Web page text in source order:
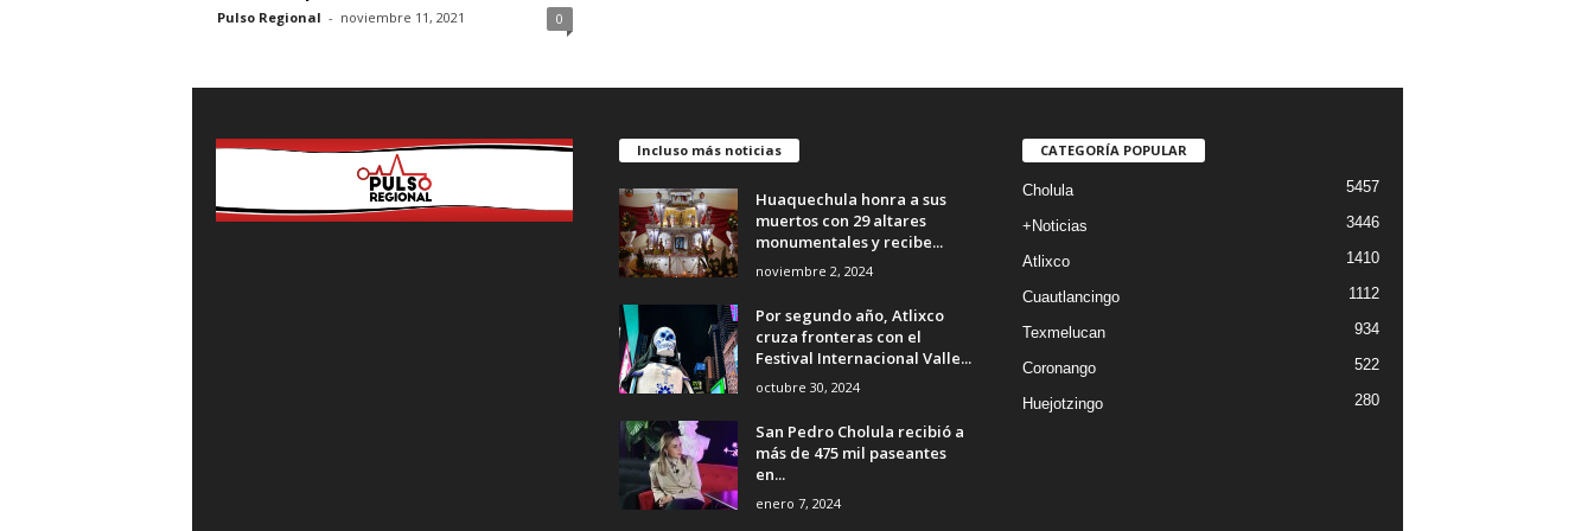
Pulso Regional - noviembre 11, 2021 0
Incluso más noticias
Huaquechula honra a sus
muertos con 29 altares
monumentales y recibe...
noviembre 2, 2024
Por segundo año, Atlixco
cruza fronteras con el
Festival Internacional Valle...
octubre 30, 2024
San Pedro Cholula recibió a
más de 475 mil paseantes
en...
enero 7, 2024
CATEGORÍA POPULAR
Cholula 5457
+Noticias 3446
Atlixco 1410
Cuautlancingo 1112
Texmelucan 934
Coronango 522
Huejotzingo 280